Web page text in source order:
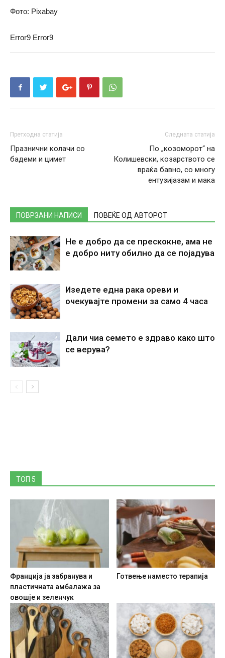
Фото: Pixabay
Error9 Error9
Претходна статија
Празнични колачи со
бадеми и цимет
Следната статија
По „козоморот“ на
Колишевски, козарството се
враќа бавно, со многу
ентузијазам и мака
ПОВРЗАНИ НАПИСИ ПОВЕЌЕ ОД АВТОРОТ
Не е добро да се прескокне, ама не
е добро ниту обилно да се појадува
Изедете една рака ореви и
очекувајте промени за само 4 часа
Дали чиа семето е здраво како што
се верува?
ТОП 5
Франција ја забранува и
пластичната амбалажа за
овошје и зеленчук
Готвење наместо терапија